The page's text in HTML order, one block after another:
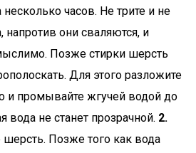
часов. Не трите и не
напротив они сваляются, и
Позже стирки шерсть
Для этого разложите
и промывайте жгучей водой до
вода не станет прозрачной. 2.
Позже того как вода